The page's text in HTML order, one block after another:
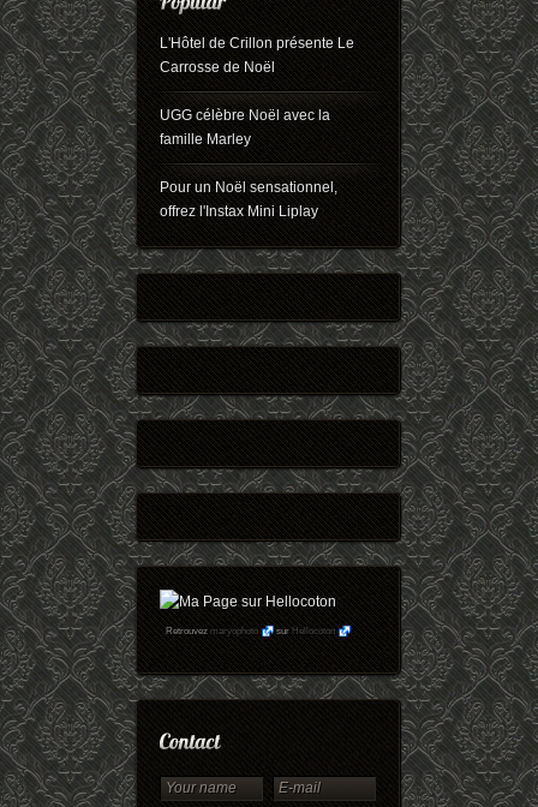
L'Hôtel de Crillon présente Le
Carrosse de Noël
UGG célèbre Noël avec la
famille Marley
Pour un Noël sensationnel,
offrez l'Instax Mini Liplay
Retrouvezmaryophoto surHellocoton